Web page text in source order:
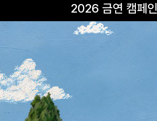
2026 금연 캠페인